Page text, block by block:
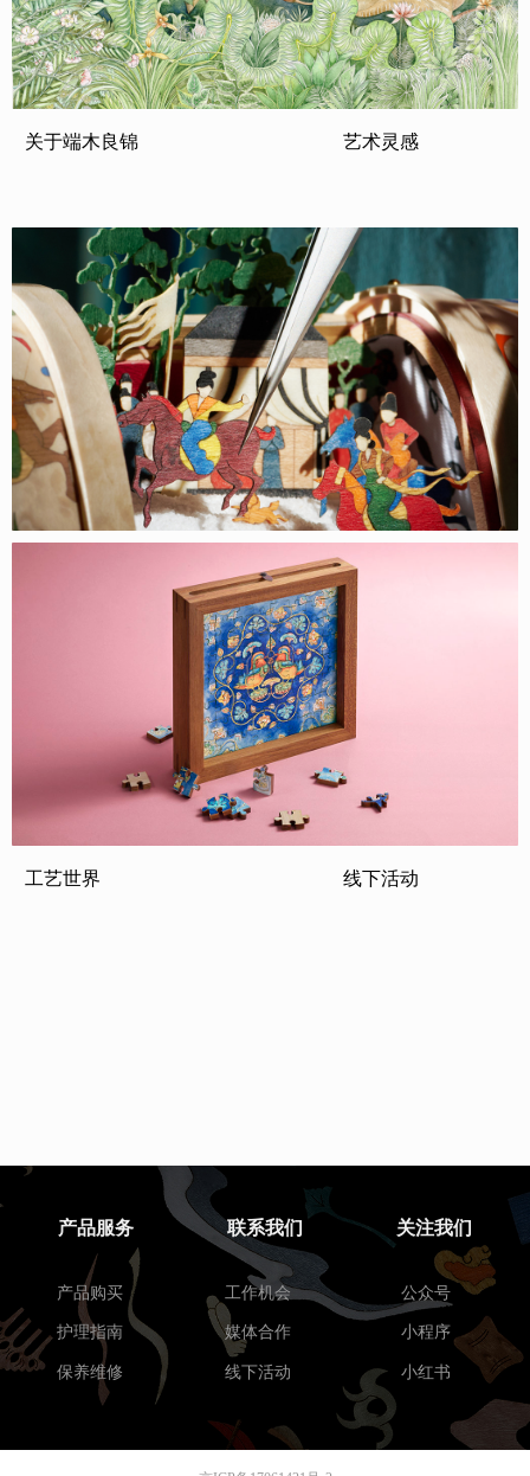
关于端木良锦 艺术灵感
工艺世界 线下活动
产品服务 联系我们 关注我们
产品购买
护理指南
保养维修
公众号
小程序
小红书
工作机会
媒体合作
线下活动